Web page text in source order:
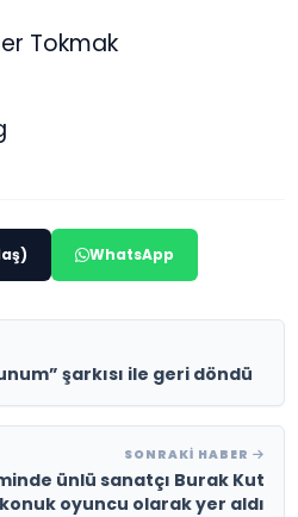
Tokmak
WhatsApp
şarkısı ile geri döndü
SONRAKI HABER
ünlü sanatçı Burak Kut
konuk oyuncu olarak yer aldı